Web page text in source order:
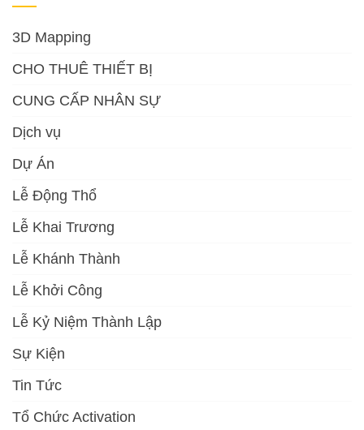
3D Mapping
CHO THUÊ THIẾT BỊ
CUNG CẤP NHÂN SỰ
Dịch vụ
Dự Án
Lễ Động Thổ
Lễ Khai Trương
Lễ Khánh Thành
Lễ Khởi Công
Lễ Kỷ Niệm Thành Lập
Sự Kiện
Tin Tức
Tổ Chức Activation